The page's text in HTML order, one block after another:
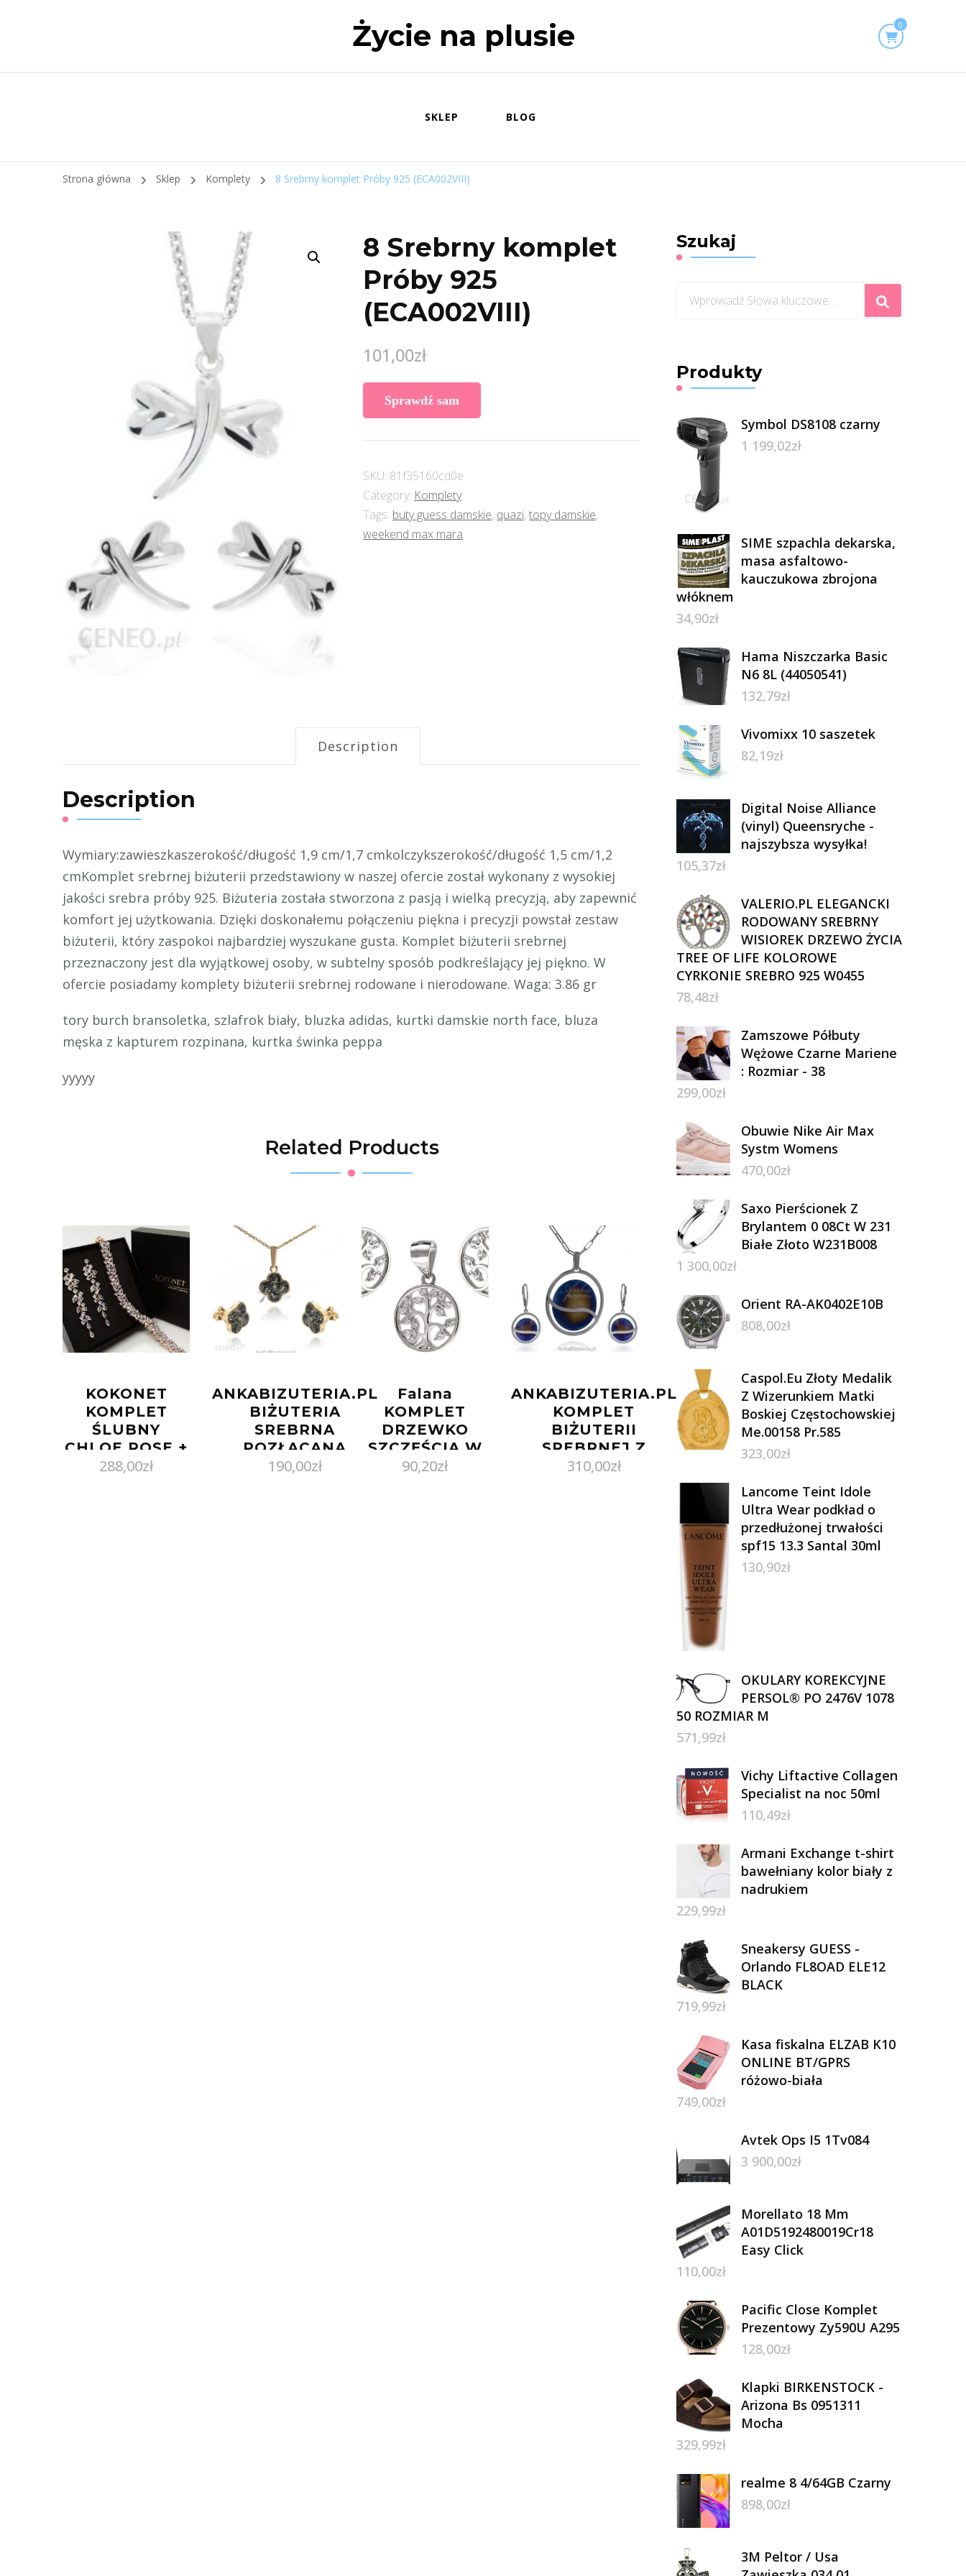
Życie na plusie 0
SKLEP BLOG
Strona główna Sklep Komplety 8 Srebrny komplet Próby 925 (ECA002VIII)
8 Srebrny komplet
Próby 925
(ECA002VIII)
101,00zł
Sprawdź sam
SKU: 81f35160cd0e
Category: Komplety
Tags: buty guess damskie, quazi,topy damskie,
weekend max mara
Description
Description
Wymiary:zawieszkaszerokość/długość 1,9 cm/1,7 cmkolczykszerokość/długość 1,5 cm/1,2
cmKomplet srebrnej biżuterii przedstawiony w naszej ofercie został wykonany z wysokiej
jakości srebra próby 925. Biżuteria została stworzona z pasją i wielką precyzją, aby zapewnić
komfort jej użytkowania. Dzięki doskonałemu połączeniu piękna i precyzji powstał zestaw
biżuterii, który zaspokoi najbardziej wyszukane gusta. Komplet biżuterii srebrnej
przeznaczony jest dla wyjątkowej osoby, w subtelny sposób podkreślający jej piękno. W
ofercie posiadamy komplety biżuterii srebrnej rodowane i nierodowane. Waga: 3.86 gr
tory burch bransoletka, szlafrok biały, bluzka adidas, kurtki damskie north face, bluza
męska z kapturem rozpinana, kurtka świnka peppa
yyyyy
Related Products
KOKONET
KOMPLET
ŚLUBNY
CHLOE ROSE +
SALOME ROSE
288,00zł
ANKABIZUTERIA.PL
BIŻUTERIA
SREBRNA
POZŁACANA
KOMPLET Z
190,00zł
Falana
KOMPLET
DRZEWKO
SZCZĘŚCIA W
KOLE z0666 –
90,20zł
ANKABIZUTERIA.PL
KOMPLET
BIŻUTERII
SREBRNEJ Z
TYTANEM CALM
310,00zł
Szukaj
Szukasz
Produkty
Symbol DS8108 czarny
1 199,02zł
SIME szpachla dekarska,
masa asfaltowo-
kauczukowa zbrojona
włóknem
34,90zł
Hama Niszczarka Basic
N6 8L (44050541)
132,79zł
Vivomixx 10 saszetek
82,19zł
Digital Noise Alliance
(vinyl) Queensryche -
najszybsza wysyłka!
105,37zł
VALERIO.PL ELEGANCKI
RODOWANY SREBRNY
WISIOREK DRZEWO ŻYCIA
TREE OF LIFE KOLOROWE
CYRKONIE SREBRO 925 W0455
78,48zł
Zamszowe Półbuty
Wężowe Czarne Mariene
: Rozmiar - 38
299,00zł
Obuwie Nike Air Max
Systm Womens
470,00zł
Saxo Pierścionek Z
Brylantem 0 08Ct W 231
Białe Złoto W231B008
1 300,00zł
Orient RA-AK0402E10B
808,00zł
Caspol.Eu Złoty Medalik
Z Wizerunkiem Matki
Boskiej Częstochowskiej
Me.00158 Pr.585
323,00zł
Lancome Teint Idole
Ultra Wear podkład o
przedłużonej trwałości
spf15 13.3 Santal 30ml
130,90zł
OKULARY KOREKCYJNE
PERSOL® PO 2476V 1078
50 ROZMIAR M
571,99zł
Vichy Liftactive Collagen
Specialist na noc 50ml
110,49zł
Armani Exchange t-shirt
bawełniany kolor biały z
nadrukiem
229,99zł
Sneakersy GUESS -
Orlando FL8OAD ELE12
BLACK
719,99zł
Kasa fiskalna ELZAB K10
ONLINE BT/GPRS
różowo-biała
749,00zł
Avtek Ops I5 1Tv084
3 900,00zł
Morellato 18 Mm
A01D5192480019Cr18
Easy Click
110,00zł
Pacific Close Komplet
Prezentowy Zy590U A295
128,00zł
Klapki BIRKENSTOCK -
Arizona Bs 0951311
Mocha
329,99zł
realme 8 4/64GB Czarny
898,00zł
3M Peltor / Usa